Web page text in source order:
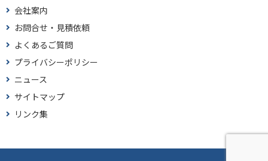
会社案内
お問合せ・見積依頼
よくあるご質問
プライバシーポリシー
ニュース
サイトマップ
リンク集